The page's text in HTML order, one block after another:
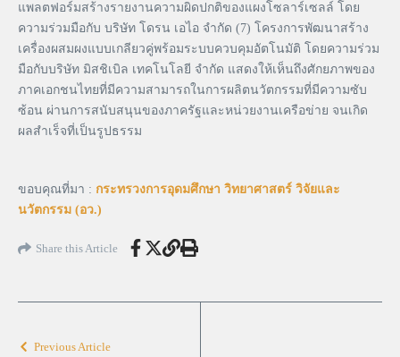
แพลตฟอร์มสร้างรายงานความผิดปกติของแผงโซลาร์เซลล์ โดย
ความร่วมมือกับ บริษัท โดรน เอไอ จำกัด (7) โครงการพัฒนาสร้าง
เครื่องผสมผงแบบเกลียวคู่พร้อมระบบควบคุมอัตโนมัติ โดยความร่วม
มือกับบริษัท มิสชิเบิล เทคโนโลยี จำกัด แสดงให้เห็นถึงศักยภาพของ
ภาคเอกชนไทยที่มีความสามารถในการผลิตนวัตกรรมที่มีความซับ
ซ้อน ผ่านการสนับสนุนของภาครัฐและหน่วยงานเครือข่าย จนเกิด
ผลสำเร็จที่เป็นรูปธรรม
ขอบคุณที่มา : กระทรวงการอุดมศึกษา วิทยาศาสตร์ วิจัยและ
นวัตกรรม (อว.)
Share this Article
Previous Article